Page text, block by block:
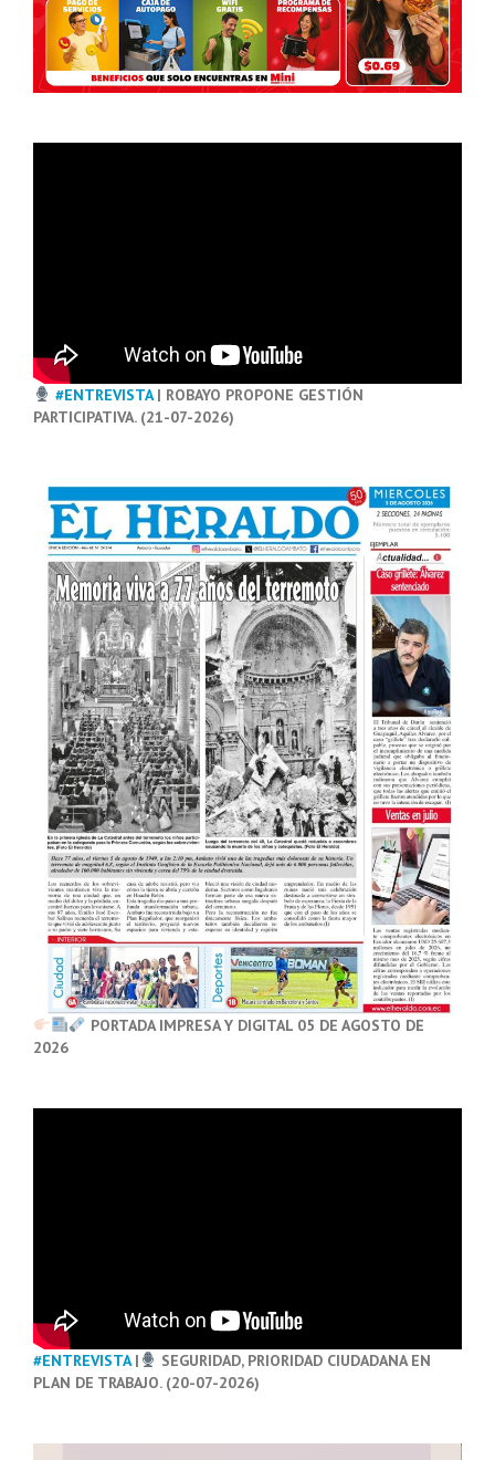
#ENTREVISTA| ROBAYO PROPONE GESTIÓN
PARTICIPATIVA. (21-07-2026)
PORTADA IMPRESA Y DIGITAL 05 DE AGOSTO DE
2026
#ENTREVISTA|
SEGURIDAD, PRIORIDAD CIUDADANA EN
PLAN DE TRABAJO. (20-07-2026)